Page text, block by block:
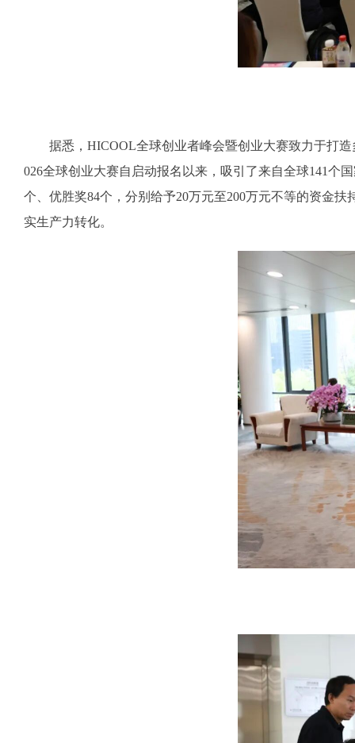
据悉，HICOOL全球创业者峰会暨创业大赛致力于打造
026全球创业大赛自启动报名以来，吸引了来自全球141个
个、优胜奖84个，分别给予20万元至200万元不等的资金
实生产力转化。